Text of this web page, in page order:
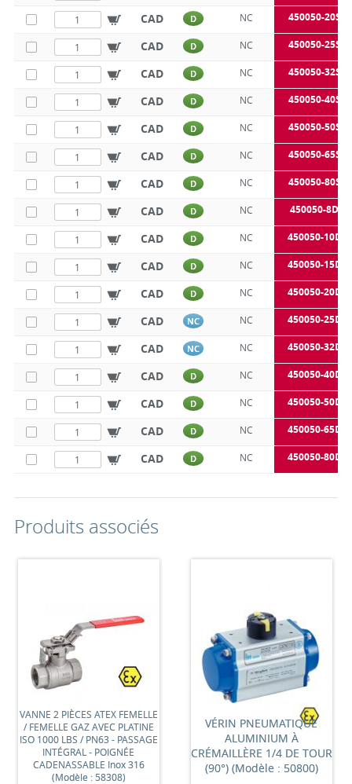
CAD D NC 450050-20SE
CAD D NC 450050-25SE
CAD D NC 450050-32SE
CAD D NC 450050-40SE
CAD D NC 450050-50SE
CAD D NC 450050-65SE
CAD D NC 450050-80SE
CAD D NC 450050-8DE
CAD D NC 450050-10DE
CAD D NC 450050-15DE
CAD D NC 450050-20DE
CAD NC NC 450050-25DE
CAD NC NC 450050-32DE
CAD D NC 450050-40DE
CAD D NC 450050-50DE
CAD D NC 450050-65DE
CAD D NC 450050-80DE
Produits associés
VANNE 2 PIÈCES ATEX FEMELLE
/ FEMELLE GAZ AVEC PLATINE
ISO 1000 LBS / PN63 - PASSAGE
INTÉGRAL - POIGNÉE
CADENASSABLE Inox 316
(Modèle : 58308)
VÉRIN PNEUMATIQUE
ALUMINIUM À
CRÉMAILLÈRE 1/4 DE TOUR
(90°) (Modèle : 50800)